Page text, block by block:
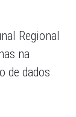
Regional
na
de dados